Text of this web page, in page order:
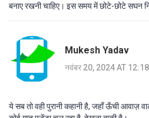
बनाए रखनी चाहिए। इस समय में छोटे-छोटे सघन
Mukesh Yadav
नवंबर 20, 2024 AT 12:18
ये सब तो वही पुरानी कहानी है, जहाँ ऊँची आवाज़